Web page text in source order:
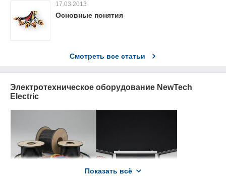
17.03.2013
Основные понятия
Смотреть все статьи
Электротехническое оборудование NewTech
Electric
Показать всё